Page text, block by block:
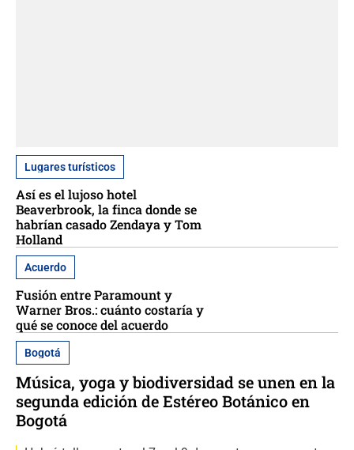
Lugares turísticos
Así es el lujoso hotel
Beaverbrook, la finca donde se
habrían casado Zendaya y Tom
Holland
Acuerdo
Fusión entre Paramount y
Warner Bros.: cuánto costaría y
qué se conoce del acuerdo
Bogotá
Música, yoga y biodiversidad se unen en la
segunda edición de Estéreo Botánico en
Bogotá